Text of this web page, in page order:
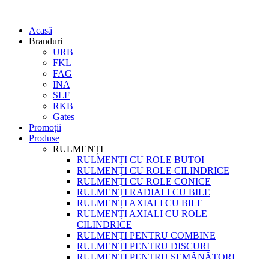
Acasă
Branduri
URB
FKL
FAG
INA
SLF
RKB
Gates
Promoții
Produse
RULMENȚI
RULMENȚI CU ROLE BUTOI
RULMENȚI CU ROLE CILINDRICE
RULMENȚI CU ROLE CONICE
RULMENȚI RADIALI CU BILE
RULMENȚI AXIALI CU BILE
RULMENȚI AXIALI CU ROLE
CILINDRICE
RULMENȚI PENTRU COMBINE
RULMENȚI PENTRU DISCURI
RULMENȚI PENTRU SEMĂNĂTORI